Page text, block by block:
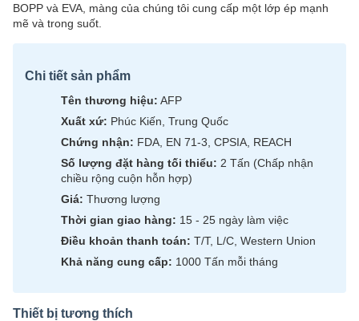
BOPP và EVA, màng của chúng tôi cung cấp một lớp ép mạnh
mẽ và trong suốt.
Chi tiết sản phẩm
Tên thương hiệu: AFP
Xuất xứ: Phúc Kiến, Trung Quốc
Chứng nhận: FDA, EN 71-3, CPSIA, REACH
Số lượng đặt hàng tối thiểu: 2 Tấn (Chấp nhận
chiều rộng cuộn hỗn hợp)
Giá: Thương lượng
Thời gian giao hàng: 15 - 25 ngày làm việc
Điều khoản thanh toán: T/T, L/C, Western Union
Khả năng cung cấp: 1000 Tấn mỗi tháng
Thiết bị tương thích